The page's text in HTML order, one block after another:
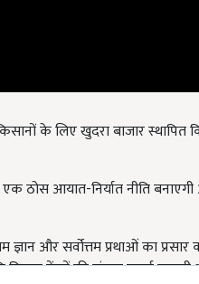
विज्ञान केंद्रों की संख्या बढ़ाई